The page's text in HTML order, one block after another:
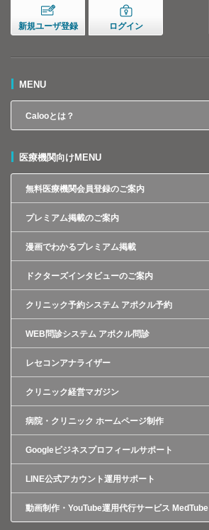
新規ユーザ登録 ログイン
MENU
Calooとは？
医療機関向けMENU
無料医療機関会員登録のご案内
プレミアム掲載のご案内
漫画でわかるプレミアム掲載
ドクターズインタビューのご案内
クリニック予約システム アポクル予約
WEB問診システム アポクル問診
レセコンアナライザー
クリニック経営マガジン
病院・クリニック ホームページ制作
Googleビジネスプロフィールサポート
LINE公式アカウント運用サポート
動画制作・YouTube運用代行サービス MedTube